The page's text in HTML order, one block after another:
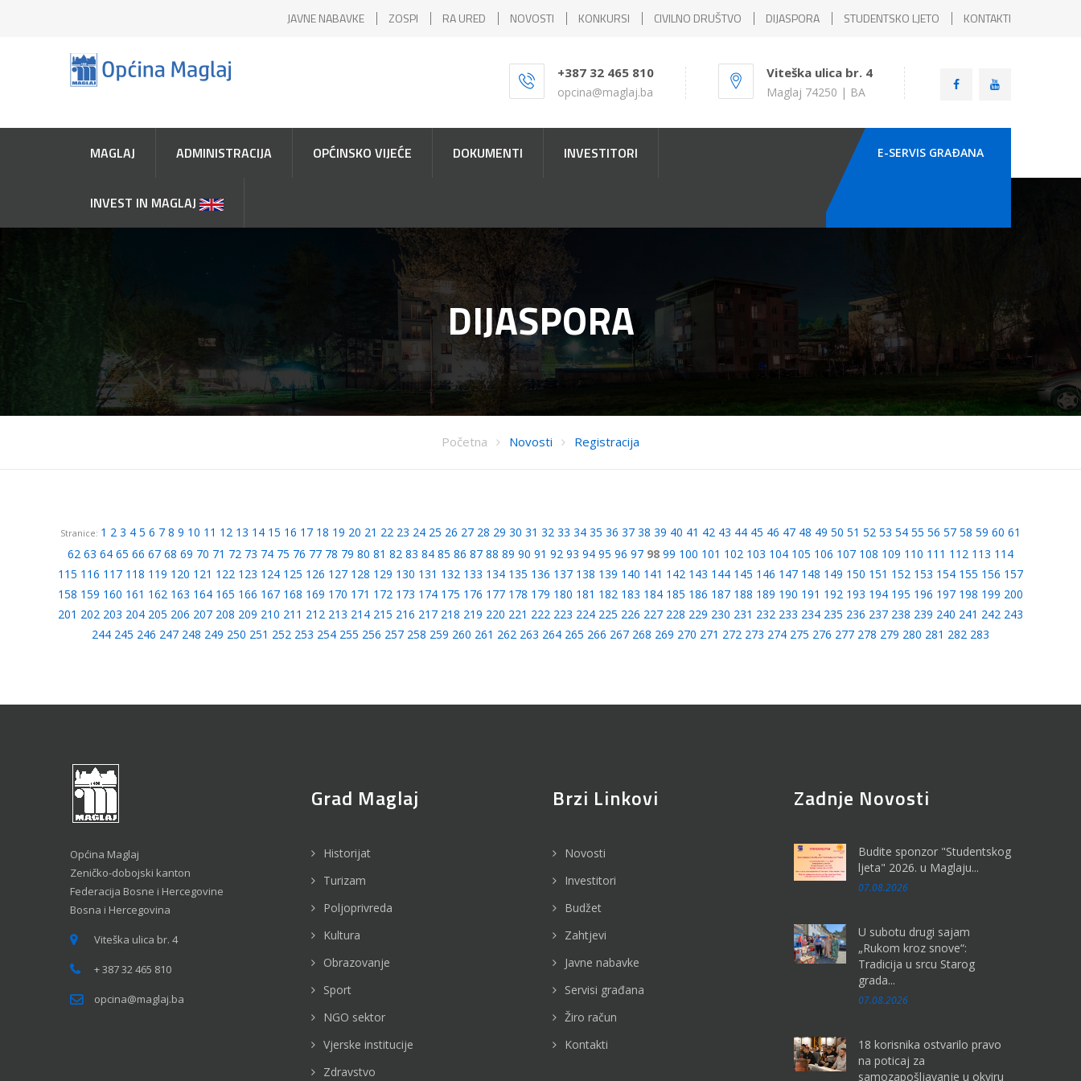
JAVNE NABAVKE ZOSPI RA URED NOVOSTI KONKURSI CIVILNO DRUŠTVO DIJASPORA STUDENTSKO LJETO KONTAKTI
+387 32 465 810
opcina@maglaj.ba
Viteška ulica br. 4
Maglaj 74250 | BA
MAGLAJ ADMINISTRACIJA OPĆINSKO VIJEĆE DOKUMENTI INVESTITORI
INVEST IN MAGLAJ
E-SERVIS GRAÐANA
DIJASPORA
Početna Novosti Registracija
Stranice: 1 2 3 4 5 6 7 8 9 10 11 12 13 14 15 16 17 18 19 20 21 22 23 24 25 26 27 28 29 30 31 32 33 34 35 36 37 38 39 40 41 42 43 44 45 46 47 48 49 50 51 52 53 54 55 56 57 58 59 60 61
62 63 64 65 66 67 68 69 70 71 72 73 74 75 76 77 78 79 80 81 82 83 84 85 86 87 88 89 90 91 92 93 94 95 96 97 98 99 100 101 102 103 104 105 106 107 108 109 110 111 112 113 114
115 116 117 118 119 120 121 122 123 124 125 126 127 128 129 130 131 132 133 134 135 136 137 138 139 140 141 142 143 144 145 146 147 148 149 150 151 152 153 154 155 156 157
158 159 160 161 162 163 164 165 166 167 168 169 170 171 172 173 174 175 176 177 178 179 180 181 182 183 184 185 186 187 188 189 190 191 192 193 194 195 196 197 198 199 200
201 202 203 204 205 206 207 208 209 210 211 212 213 214 215 216 217 218 219 220 221 222 223 224 225 226 227 228 229 230 231 232 233 234 235 236 237 238 239 240 241 242 243
244 245 246 247 248 249 250 251 252 253 254 255 256 257 258 259 260 261 262 263 264 265 266 267 268 269 270 271 272 273 274 275 276 277 278 279 280 281 282 283
Općina Maglaj
Zeničko-dobojski kanton
Federacija Bosne i Hercegovine
Bosna i Hercegovina
Viteška ulica br. 4
+ 387 32 465 810
opcina@maglaj.ba
Grad Maglaj
Historijat
Turizam
Poljoprivreda
Kultura
Obrazovanje
Sport
NGO sektor
Vjerske institucije
Zdravstvo
Brzi Linkovi
Novosti
Investitori
Budžet
Zahtjevi
Javne nabavke
Servisi građana
Žiro račun
Kontakti
Zadnje Novosti
Budite sponzor "Studentskog
ljeta" 2026. u Maglaju...
07.08.2026
U subotu drugi sajam
„Rukom kroz snove“:
Tradicija u srcu Starog
grada...
07.08.2026
18 korisnika ostvarilo pravo
na poticaj za
samozapošljavanje u okviru